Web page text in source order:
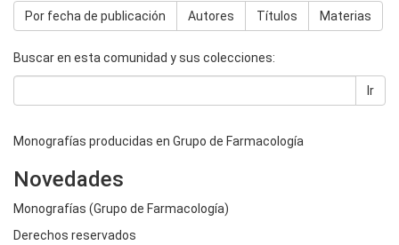
Por fecha de publicación Autores Títulos Materias
Buscar en esta comunidad y sus colecciones:
Ir
Monografías producidas en Grupo de Farmacología
Novedades
Monografías (Grupo de Farmacología)
Derechos reservados